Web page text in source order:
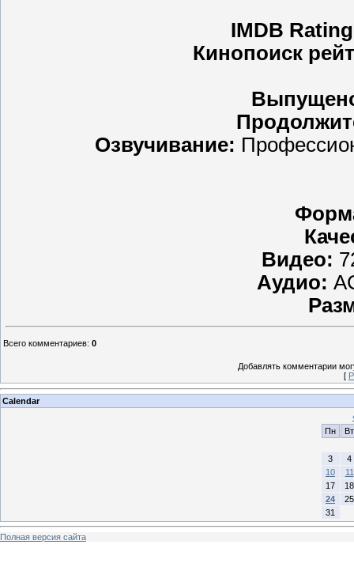
IMDB
Кинопоиск
Озвучивание:
Видео:
Аудио:
Всего комментариев: 0
Добавлять комментарии
[
Calendar
Пн
Вт
3
4
10
11
17
18
24
25
31
Полная версия сайта